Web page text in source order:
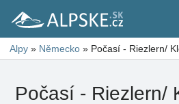
Alpy » Německo » Počasí - Riezlern/
Počasí - Riezlern/